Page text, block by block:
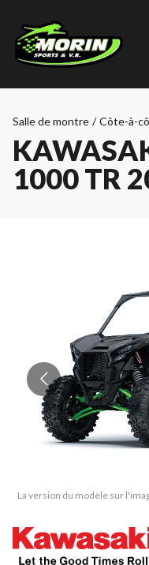
Salle de montre / Côte-à-
1000 TR
La version du modèle sur